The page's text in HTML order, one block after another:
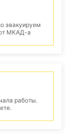
эвакуируем
МКАД-а
работы.